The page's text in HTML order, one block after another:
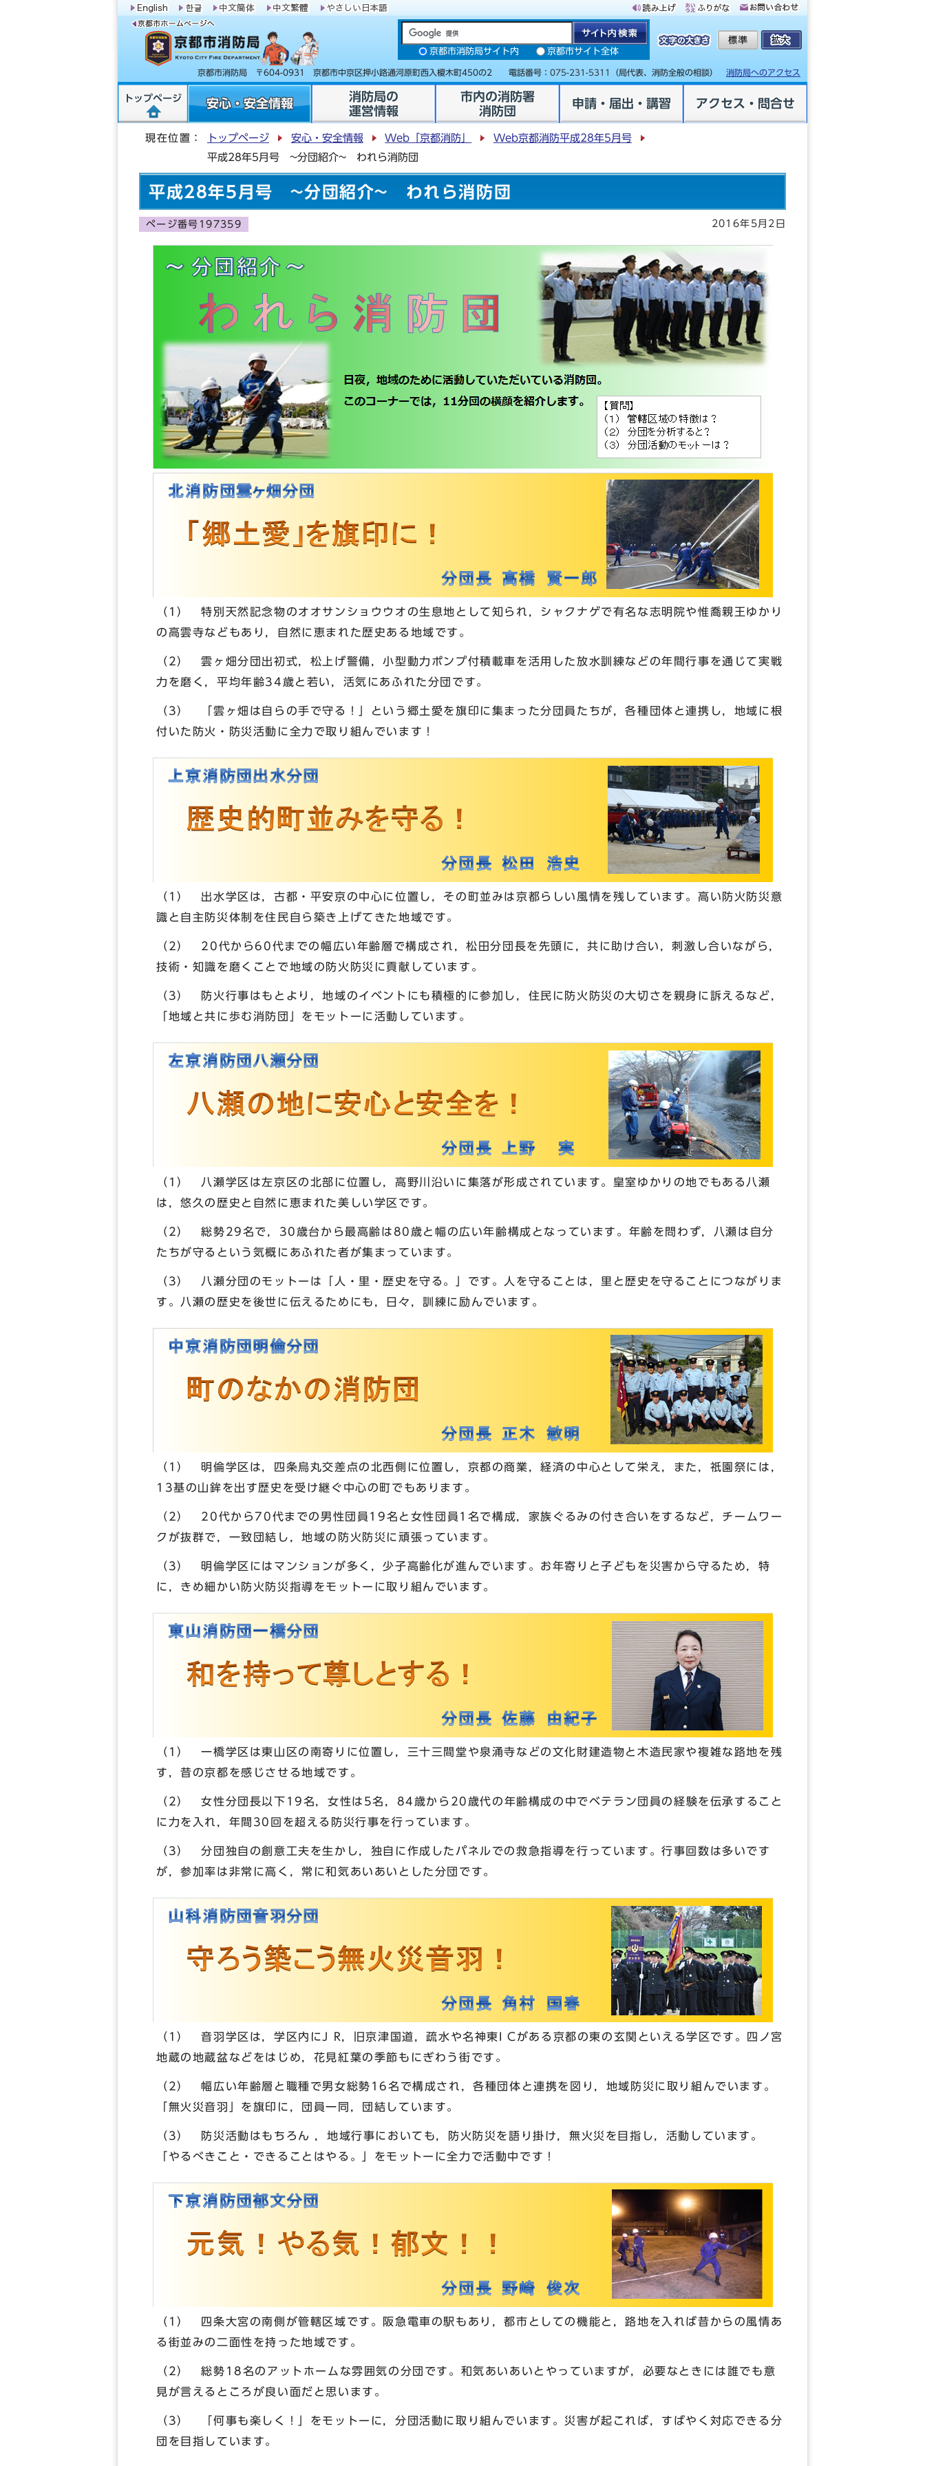
京都市消防局サイト内 京都市サイト全体
京都市消防局 〒604-0931 京都市中京区押小路通河原町西入榎木町450の2 電話番号： 075-231-5311 （局代表、消防全般の相談） 消防局へのアクセス
トップページ 安心・安全情報
消防局の
運営情報
市内の消防署
消防団
申請・届出・講習 アクセス・問合せ
現在位置： トップページ 安心・安全情報 Web「京都消防」
Web京都消防平成28年5月号
平成28年5月号 ~分団紹介~ われら消防団
平成28年5月号 ~分団紹介~ われら消防団
ページ番号197359 2016年5月2日
（1） 特別天然記念物のオオサンショウウオの生息地として知られ，シャクナゲで有名な志明院や惟喬親王ゆかり
の高雲寺などもあり，自然に恵まれた歴史ある地域です。
（2） 雲ヶ畑分団出初式，松上げ警備，小型動力ポンプ付積載車を活用した放水訓練などの年間行事を通じて実戦
力を磨く，平均年齢34歳と若い，活気にあふれた分団です。
（3） 「雲ヶ畑は自らの手で守る！」という郷土愛を旗印に集まった分団員たちが，各種団体と連携し，地域に根
付いた防火・防災活動に全力で取り組んでいます！
（1） 出水学区は，古都・平安京の中心に位置し，その町並みは京都らしい風情を残しています。高い防火防災意
識と自主防災体制を住民自ら築き上げてきた地域です。
（2） 20代から60代までの幅広い年齢層で構成され，松田分団長を先頭に，共に助け合い，刺激し合いながら，
技術・知識を磨くことで地域の防火防災に貢献しています。
（3） 防火行事はもとより，地域のイベントにも積極的に参加し，住民に防火防災の大切さを親身に訴えるなど，
「地域と共に歩む消防団」をモットーに活動しています。
（1） 八瀬学区は左京区の北部に位置し，高野川沿いに集落が形成されています。皇室ゆかりの地でもある八瀬
は，悠久の歴史と自然に恵まれた美しい学区です。
（2） 総勢29名で，30歳台から最高齢は80歳と幅の広い年齢構成となっています。年齢を問わず，八瀬は自分
たちが守るという気概にあふれた者が集まっています。
（3） 八瀬分団のモットーは「人・里・歴史を守る。」です。人を守ることは，里と歴史を守ることにつながりま
す。八瀬の歴史を後世に伝えるためにも，日々，訓練に励んでいます。
（1） 明倫学区は，四条烏丸交差点の北西側に位置し，京都の商業，経済の中心として栄え，また，祇園祭には，
13基の山鉾を出す歴史を受け継ぐ中心の町でもあります。
（2） 20代から70代までの男性団員19名と女性団員1名で構成，家族ぐるみの付き合いをするなど，チームワー
クが抜群で，一致団結し，地域の防火防災に頑張っています。
（3） 明倫学区にはマンションが多く，少子高齢化が進んでいます。お年寄りと子どもを災害から守るため，特
に，きめ細かい防火防災指導をモットーに取り組んでいます。
（1） 一橋学区は東山区の南寄りに位置し，三十三間堂や泉涌寺などの文化財建造物と木造民家や複雑な路地を残
す，昔の京都を感じさせる地域です。
（2） 女性分団長以下19名，女性は5名，84歳から20歳代の年齢構成の中でベテラン団員の経験を伝承すること
に力を入れ，年間30回を超える防災行事を行っています。
（3） 分団独自の創意工夫を生かし，独自に作成したパネルでの救急指導を行っています。行事回数は多いです
が，参加率は非常に高く，常に和気あいあいとした分団です。
（1） 音羽学区は，学区内にJ R，旧京津国道，疏水や名神東I Cがある京都の東の玄関といえる学区です。四ノ宮
地蔵の地蔵盆などをはじめ，花見紅葉の季節もにぎわう街です。
（2） 幅広い年齢層と職種で男女総勢16名で構成され，各種団体と連携を図り，地域防災に取り組んでいます。
「無火災音羽」を旗印に，団員一同，団結しています。
（3） 防災活動はもちろん ，地域行事においても，防火防災を語り掛け，無火災を目指し，活動しています。
「やるべきこと・できることはやる。」をモットーに全力で活動中です！
（1） 四条大宮の南側が管轄区域です。阪急電車の駅もあり，都市としての機能と，路地を入れば昔からの風情あ
る街並みの二面性を持った地域です。
（2） 総勢18名のアットホームな雰囲気の分団です。和気あいあいとやっていますが，必要なときには誰でも意
見が言えるところが良い面だと思います。
（3） 「何事も楽しく！」をモットーに，分団活動に取り組んでいます。災害が起これば，すばやく対応できる分
団を目指しています。